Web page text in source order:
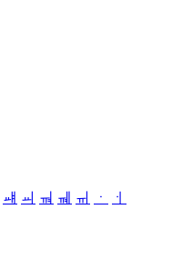
ㆈ ㆉ ㆊ ㆋ ㆌ ㆍ
ㆎ